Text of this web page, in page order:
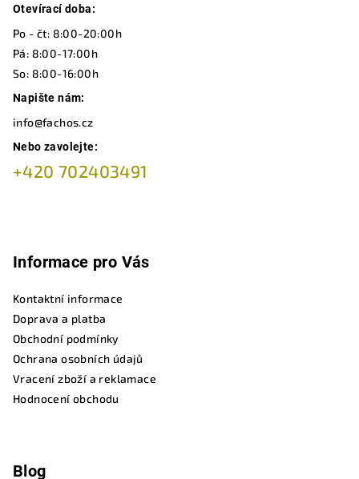
Otevírací doba:
Po - čt: 8:00-20:00h
Pá: 8:00-17:00h
So: 8:00-16:00h
Napište nám:
info@fachos.cz
Nebo zavolejte:
+420 702403491
Informace pro Vás
Kontaktní informace
Doprava a platba
Obchodní podmínky
Ochrana osobních údajů
Vracení zboží a reklamace
Hodnocení obchodu
Blog